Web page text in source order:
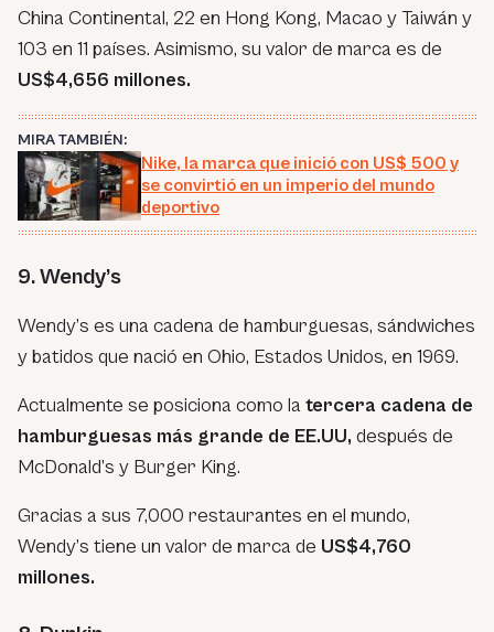
China Continental, 22 en Hong Kong, Macao y Taiwán y
103 en 11 países. Asimismo, su valor de marca es de
US$4,656 millones.
MIRA TAMBIÉN:
Nike, la marca que inició con US$ 500 y
se convirtió en un imperio del mundo
deportivo
9. Wendy’s
Wendy’s es una cadena de hamburguesas, sándwiches
y batidos que nació en Ohio, Estados Unidos, en 1969.
Actualmente se posiciona como la tercera cadena de
hamburguesas más grande de EE.UU, después de
McDonald’s y Burger King.
Gracias a sus 7,000 restaurantes en el mundo,
Wendy’s tiene un valor de marca de US$4,760
millones.